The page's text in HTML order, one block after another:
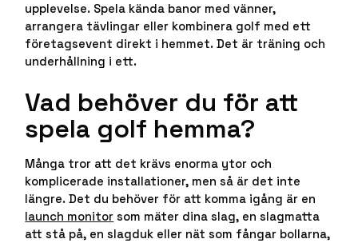
upplevelse. Spela kända banor med vänner,
arrangera tävlingar eller kombinera golf med ett
företagsevent direkt i hemmet. Det är träning och
underhållning i ett.
Vad behöver du för att
spela golf hemma?
Många tror att det krävs enorma ytor och
komplicerade installationer, men så är det inte
längre. Det du behöver för att komma igång är en
launch monitor som mäter dina slag, en slagmatta
att stå på, en slagduk eller nät som fångar bollarna,